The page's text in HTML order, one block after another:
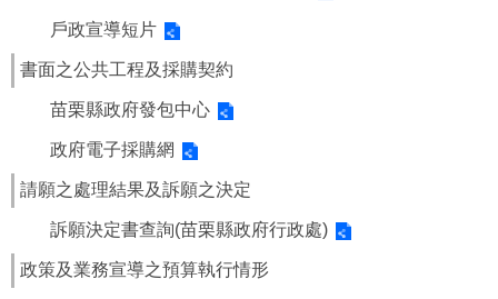
戶政宣導短片
書面之公共工程及採購契約
苗栗縣政府發包中心
政府電子採購網
請願之處理結果及訴願之決定
訴願決定書查詢(苗栗縣政府行政處)
政策及業務宣導之預算執行情形